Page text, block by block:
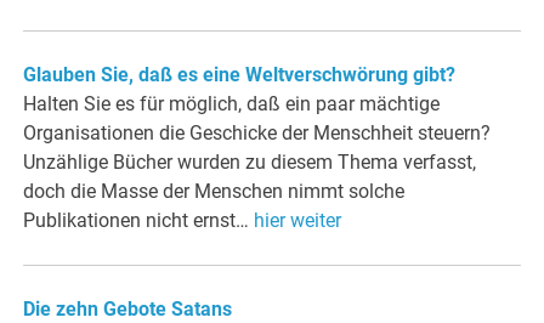
Glauben Sie, daß es eine Weltverschwörung gibt?
Halten Sie es für möglich, daß ein paar mächtige
Organisationen die Geschicke der Menschheit steuern?
Unzählige Bücher wurden zu diesem Thema verfasst,
doch die Masse der Menschen nimmt solche
Publikationen nicht ernst… hier weiter
Die zehn Gebote Satans